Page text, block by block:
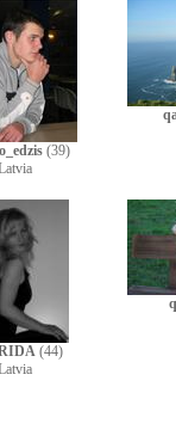
(39)
(44)